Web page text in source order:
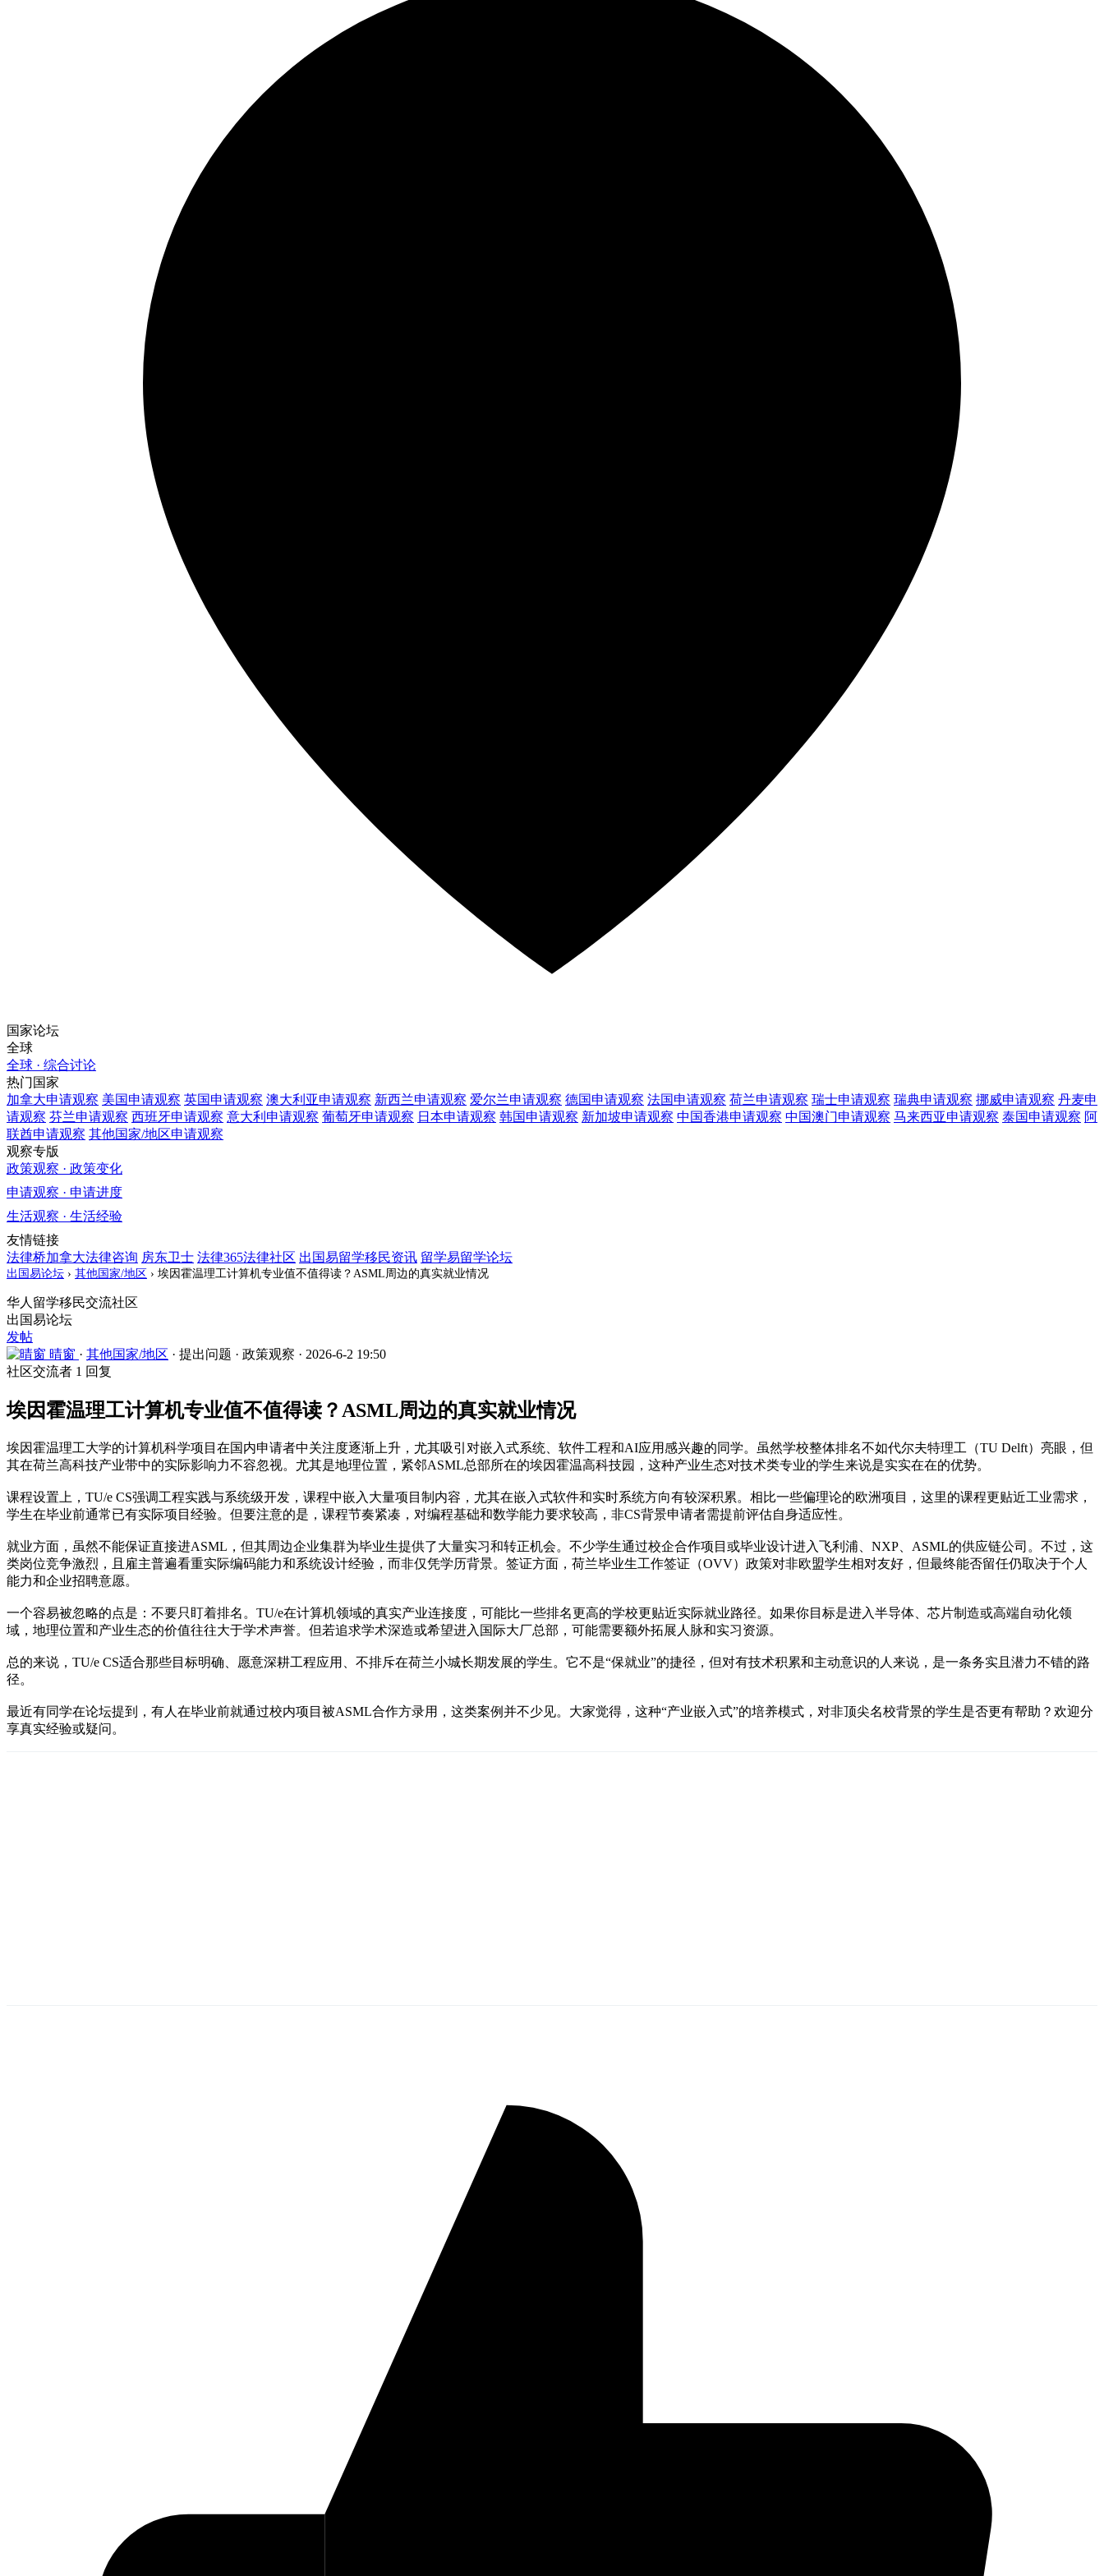
国家论坛
全球
全球 · 综合讨论
热门国家
加拿大申请观察 美国申请观察 英国申请观察 澳大利亚申请观察 新西兰申请观察 爱尔兰申请观察 德国申请观察 法国申请观察 荷兰申请观察 瑞士申请观察 瑞典申请观察 挪威申请观察 丹麦申
请观察 芬兰申请观察 西班牙申请观察 意大利 申请观察 葡萄牙申请观察 日本申请观察 韩国申请观察 新加坡申请观察 中国香港申请观察 中国澳门申请观察 马来西亚申请观察 泰国申请观察 阿
联酋申请观察 其他国家/地区申请观察
观察专版
政策观察 · 政策变化
申请观察 · 申请进度
生活观察 · 生活经验
友情链接
法律桥加拿大法律咨询 房东卫士 法律365法律社区 出国易留学移民资讯 留学易留学论坛
出国易论坛 › 其他国家/地区 › 埃因霍温理工计算机专业值不值得读？ASML周边的真实就业情况
华人留学移民交流社区
出国易论坛
发帖
晴窗 · 其他国家/地区 · 提出问题 · 政策观察 · 2026-6-2 19:50
社区交流者 1 回复
埃因霍温理工计算机专业值不值得读？ASML周边的真实就业情况
埃因霍温理工大学的计算机科学项目在国内申请者中关注度逐渐上升，尤其吸引对嵌入式系统、软件工程和AI应用感兴趣的同学。虽然学校整体排名不如代尔夫特理工（TU Delft）亮眼，但
其在荷兰高科技产业带中的实际影响力不容忽视。尤其是地理位置，紧邻ASML总部所在的埃因霍温高科技园，这种产业生态对技术类专业的学生来说是实实在在的优势。
课程设置上，TU/e CS强调工程实践与系统级开发，课程中嵌入大量项目制内容，尤其在嵌入式软件和实时系统方向有较深积累。相比一些偏理论的欧洲项目，这里的课程更贴近工业需求，
学生在毕业前通常已有实际项目经验。但要注意的是，课程节奏紧凑，对编程基础和数学能力要求较高，非CS背景申请者需提前评估自身适应性。
就业方面，虽然不能保证直接进ASML，但其周边企业集群为毕业生提供了大量实习和转正机会。不少学生通过校企合作项目或毕业设计进入飞利浦、NXP、ASML的供应链公司。不过，这
类岗位竞争激烈，且雇主普遍看重实际编码能力和系统设计经验，而非仅凭学历背景。签证方面，荷兰毕业生工作签证（OVV）政策对非欧盟学生相对友好，但最终能否留任仍取决于个人
能力和企业招聘意愿。
一个容易被忽略的点是：不要只盯着排名。TU/e在计算机领域的真实产业连接度，可能比一些排名更高的学校更贴近实际就业路径。如果你目标是进入半导体、芯片制造或高端自动化领
域，地理位置和产业生态的价值往往大于学术声誉。但若追求学术深造或希望进入国际大厂总部，可能需要额外拓展人脉和实习资源。
总的来说，TU/e CS适合那些目标明确、愿意深耕工程应用、不排斥在荷兰小城长期发展的学生。它不是“保就业”的捷径，但对有技术积累和主动意识的人来说，是一条务实且潜力不错的路
径。
最近有同学在论坛提到，有人在毕业前就通过校内项目被ASML合作方录用，这类案例并不少见。大家觉得，这种“产业嵌入式”的培养模式，对非顶尖名校背景的学生是否更有帮助？欢迎分
享真实经验或疑问。